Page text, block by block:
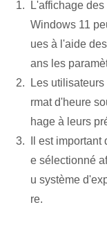
L'affichage
Windows 11
ues à l'aide
ans les
Les
rmat d'heure
hage à leurs
Il est
e sélectionné
u système
re.